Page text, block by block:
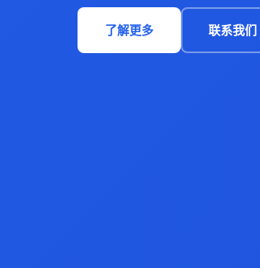
了解更多 联系我们